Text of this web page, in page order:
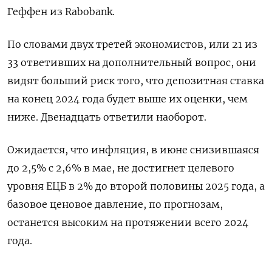
Геффен из Rabobank.
По словами двух третей экономистов, или 21 из
33 ответивших на дополнительный вопрос, они
видят больший риск того, что депозитная ставка
на конец 2024 года будет выше их оценки, чем
ниже. Двенадцать ответили наоборот.
Ожидается, что инфляция, в июне снизившаяся
до 2,5% с 2,6% в мае, не достигнет целевого
уровня ЕЦБ в 2% до второй половины 2025 года, а
базовое ценовое давление, по прогнозам,
останется высоким на протяжении всего 2024
года.